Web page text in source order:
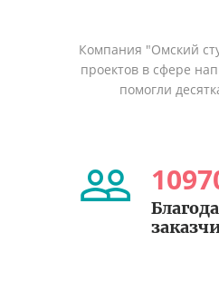
Компания "Омский
проектов в сфере
помогли